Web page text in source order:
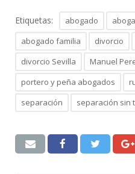
Etiquetas: abogado
abogado familia
divorcio
divorcio Sevilla
Manuel
portero y peña abogados
separación
separación sin